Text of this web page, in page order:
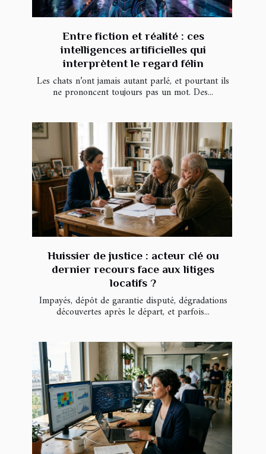
Entre fiction et réalité : ces
intelligences artificielles qui
interprètent le regard félin
Les chats n’ont jamais autant parlé, et pourtant ils
ne prononcent toujours pas un mot. Des...
Huissier de justice : acteur clé ou
dernier recours face aux litiges
locatifs ?
Impayés, dépôt de garantie disputé, dégradations
découvertes après le départ, et parfois...